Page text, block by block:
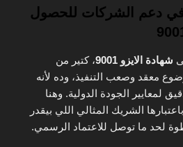
في دعم الشركات للحصول
شهادة الايزو 9001
، كتير من
معقد وصعب التنفيذ، وده لأنه
لمعايير الجودة الدولية. وهنا
باعتبارها الشريك المثالي اللي بيقدر
لحد ما توصل للاعتماد الرسمي.